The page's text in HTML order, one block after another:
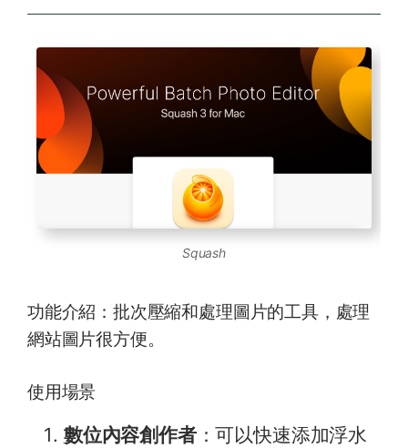
Squash
功能介紹：批次壓縮和處理圖片的工具，處理
網站圖片很方便。
使用場景
數位內容創作者：可以快速添加浮水